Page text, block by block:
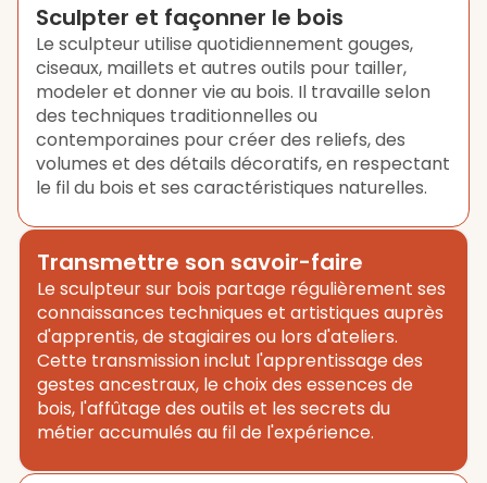
Sculpter et façonner le bois
Le sculpteur utilise quotidiennement gouges,
ciseaux, maillets et autres outils pour tailler,
modeler et donner vie au bois. Il travaille selon
des techniques traditionnelles ou
contemporaines pour créer des reliefs, des
volumes et des détails décoratifs, en respectant
le fil du bois et ses caractéristiques naturelles.
Transmettre son savoir-faire
Le sculpteur sur bois partage régulièrement ses
connaissances techniques et artistiques auprès
d'apprentis, de stagiaires ou lors d'ateliers.
Cette transmission inclut l'apprentissage des
gestes ancestraux, le choix des essences de
bois, l'affûtage des outils et les secrets du
métier accumulés au fil de l'expérience.